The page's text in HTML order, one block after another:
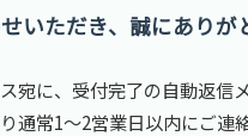
いただき、誠にありが
宛に、受付完了の自動返信
通常1〜2営業日以内にご連